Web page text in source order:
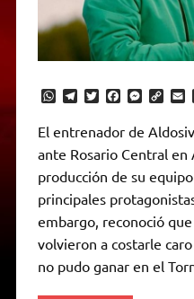
W
t
s
A
p
p
T
e
g
a
m
T
t
t
r
F
e
b
o
k
M
s
e
g
e
r
C
p
y
L
n
k
E
a
i
l
El entrenador de
ante Rosario Central
producción de su
principales
embargo, reconoció
volvieron a costarle
no pudo ganar en el